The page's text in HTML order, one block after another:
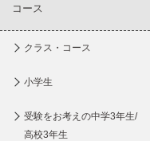
コース
クラス・コース
小学生
受験をお考えの中学3年生/
高校3年生